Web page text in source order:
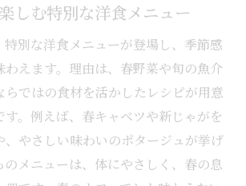
しむ特別な洋食メニュー
特別な洋食メニューが登場し、季節感
わえます。理由は、春野菜や旬の魚介
らではの食材を活かしたレシピが用意
す。例えば、春キャベツや新じゃがを
、やさしい味わいのポタージュが挙げ
のメニューは、体にやさしく、春の息